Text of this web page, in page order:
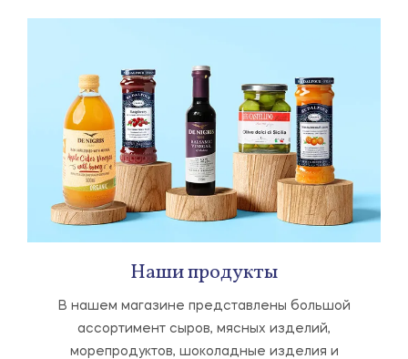
Наши продукты
В нашем магазине представлены большой
ассортимент сыров, мясных изделий,
морепродуктов, шоколадные изделия и